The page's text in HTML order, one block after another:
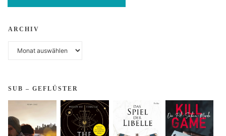
ARCHIV
SUB – GEFLÜSTER